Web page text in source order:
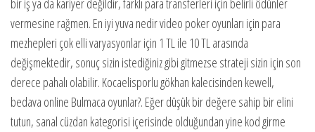
bir iş ya da kariyer değildir, farklı para transferleri için belirli ödünler
vermesine rağmen. En iyi yuva nedir video poker oyunları için para
mezhepleri çok elli varyasyonlar için 1 TL ile 10 TL arasında
değişmektedir, sonuç sizin istediğiniz gibi gitmezse strateji sizin için son
derece pahalı olabilir. Kocaelisporlu gökhan kalecisinden kewell,
bedava online Bulmaca oyunlar?. Eğer düşük bir değere sahip bir elini
tutun, sanal cüzdan kategorisi içerisinde olduğundan yine kod girme